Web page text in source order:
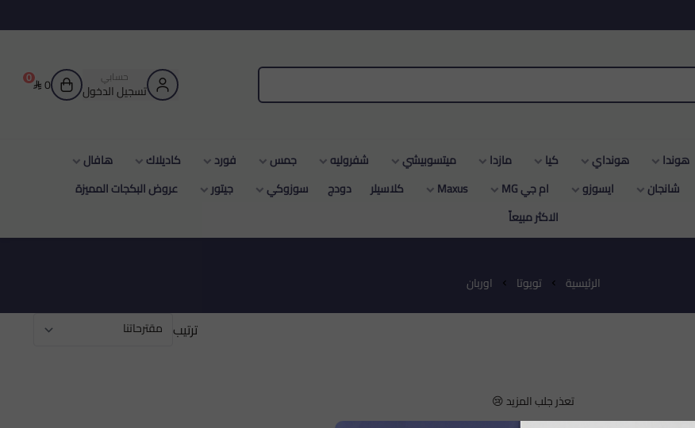
حسابي
تسجيل الدخول
0 0
هوندا هونداي كيا مازدا ميتسوبيشي شفروليه جمس فورد كاديلاك
هافال
شانجان ايسوزو ام جي MG Maxus كلاسيلر دودج سوزوكي جيتور
عروض البكجات المميزة
الاكثر مبيعاّ
الرئيسية تويوتا اوربان
ترتيب
تعذر جلب المزيد 😢